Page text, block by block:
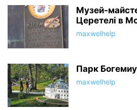
Музей-
Церетелі в
maxwelhelp
Парк
maxwelhelp